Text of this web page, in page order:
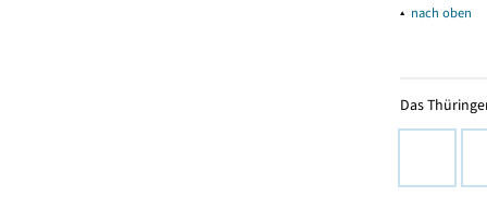
▴ nach oben
Das